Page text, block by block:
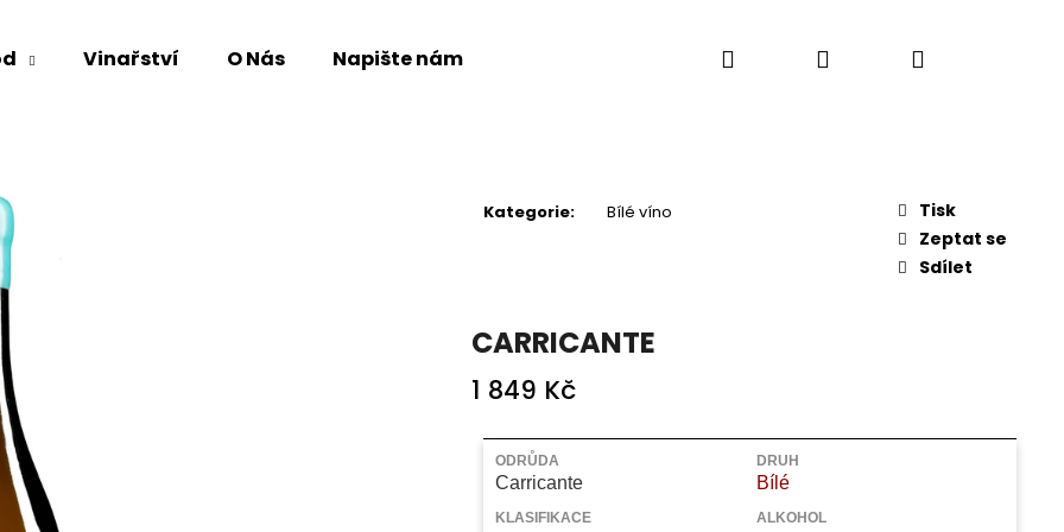
Vinařství O Nás Napište nám Hledat PřihlášeníNákupní
CARRICANTE
1 849 Kč
Měrná
cena:
ODRŮDA
Carricante
DRUH
Bílé
KLASIFIKACE ALKOHOL
Kategorie: Bílé víno
Tisk
Zeptat se
Sdílet